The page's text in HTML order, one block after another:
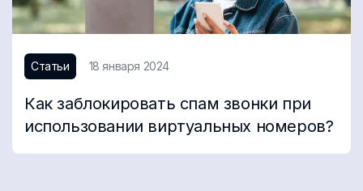
Статьи 18 января 2024
Как заблокировать спам звонки при
использовании виртуальных номеров?